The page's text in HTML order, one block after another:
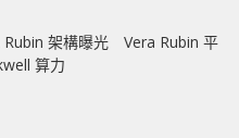
Rubin 架構曝光 Vera Rubin 平
算力